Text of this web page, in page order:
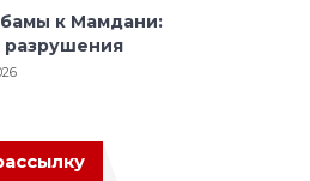
к Мамдани:
разрушения